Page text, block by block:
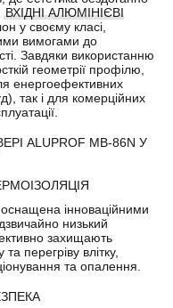
ВХІДНІ АЛЮМІНІЄВІ
у своєму класі,
вимогами до
Завдяки використанню
геометрії профілю,
енергоефективних
так і для комерційних
ALUPROF MB-86N У
інноваційними
низький
захищають
перегріву влітку,
та опалення.